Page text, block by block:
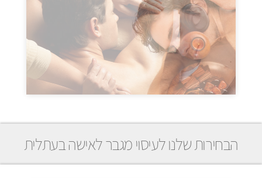
הבחירות שלנו לעיסוי מגבר לאישה בעתלית